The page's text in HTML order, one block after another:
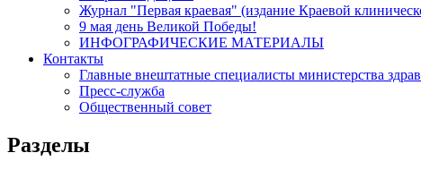
Журнал "Первая краевая" (издание Краевой
9 мая день Великой Победы!
ИНФОГРАФИЧЕСКИЕ МАТЕРИАЛЫ
Контакты
Главные внештатные специалисты министерства
Пресс-служба
Общественный совет
Разделы